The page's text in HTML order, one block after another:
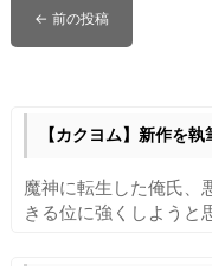
← 前の投稿
【カクヨム】新作を執
魔神に転生した俺氏、
きる位に強くしようと